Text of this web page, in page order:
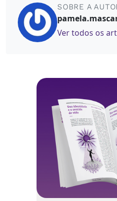
SOBRE A
Ver todos os